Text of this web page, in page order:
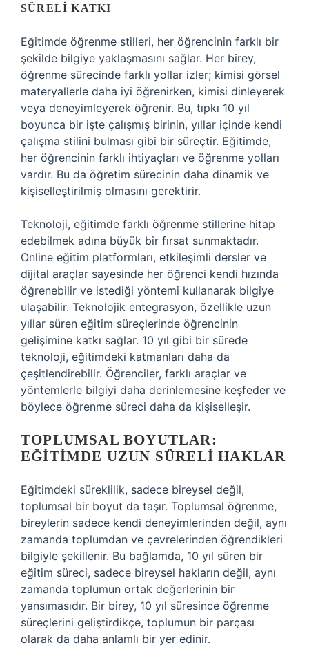
SÜRELI KATKI
Eğitimde öğrenme stilleri, her öğrencinin farklı bir
şekilde bilgiye yaklaşmasını sağlar. Her birey,
öğrenme sürecinde farklı yollar izler; kimisi görsel
materyallerle daha iyi öğrenirken, kimisi dinleyerek
veya deneyimleyerek öğrenir. Bu, tıpkı 10 yıl
boyunca bir işte çalışmış birinin, yıllar içinde kendi
çalışma stilini bulması gibi bir süreçtir. Eğitimde,
her öğrencinin farklı ihtiyaçları ve öğrenme yolları
vardır. Bu da öğretim sürecinin daha dinamik ve
kişiselleştirilmiş olmasını gerektirir.
Teknoloji, eğitimde farklı öğrenme stillerine hitap
edebilmek adına büyük bir fırsat sunmaktadır.
Online eğitim platformları, etkileşimli dersler ve
dijital araçlar sayesinde her öğrenci kendi hızında
öğrenebilir ve istediği yöntemi kullanarak bilgiye
ulaşabilir. Teknolojik entegrasyon, özellikle uzun
yıllar süren eğitim süreçlerinde öğrencinin
gelişimine katkı sağlar. 10 yıl gibi bir sürede
teknoloji, eğitimdeki katmanları daha da
çeşitlendirebilir. Öğrenciler, farklı araçlar ve
yöntemlerle bilgiyi daha derinlemesine keşfeder ve
böylece öğrenme süreci daha da kişiselleşir.
TOPLUMSAL BOYUTLAR:
EĞITIMDE UZUN SÜRELI HAKLAR
Eğitimdeki süreklilik, sadece bireysel değil,
toplumsal bir boyut da taşır. Toplumsal öğrenme,
bireylerin sadece kendi deneyimlerinden değil, aynı
zamanda toplumdan ve çevrelerinden öğrendikleri
bilgiyle şekillenir. Bu bağlamda, 10 yıl süren bir
eğitim süreci, sadece bireysel hakların değil, aynı
zamanda toplumun ortak değerlerinin bir
yansımasıdır. Bir birey, 10 yıl süresince öğrenme
süreçlerini geliştirdikçe, toplumun bir parçası
olarak da daha anlamlı bir yer edinir.